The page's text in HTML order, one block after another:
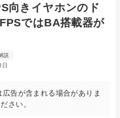
向きイヤホンのド
ではBA搭載器が
説
告が含まれる場合がありま
さい。